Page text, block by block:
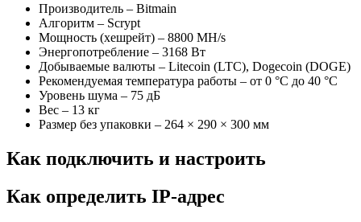
Производитель – Bitmain
Алгоритм – Scrypt
Мощность (хешрейт) – 8800 MH/s
Энергопотребление – 3168 Вт
Добываемые валюты – Litecoin (LTC), Dogecoin (DOGE)
Рекомендуемая температура работы – от 0 °C до 40 °C
Уровень шума – 75 дБ
Вес – 13 кг
Размер без упаковки – 264 × 290 × 300 мм
Как подключить и настроить
Как определить IP-адрес